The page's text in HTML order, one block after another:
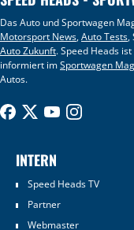
Das Auto und Sportwagen
Motorsport News,Auto Tests,
Auto Zukunft. Speed Heads
informiert imSportwagen
Autos.
INTERN
Speed Heads TV
Partner
Webmaster